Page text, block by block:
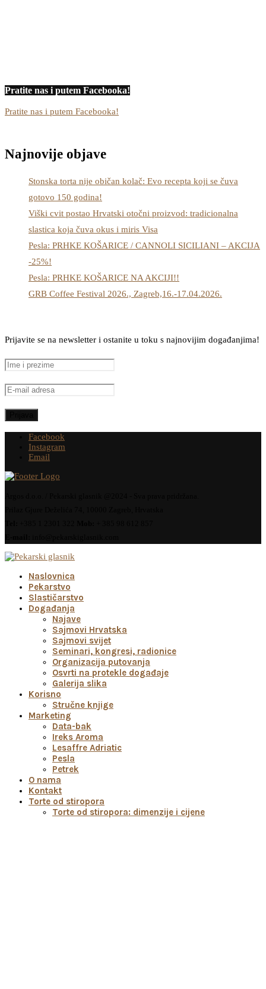
Pratite nas i putem Facebooka!
Pratite nas i putem Facebooka!
Najnovije objave
Stonska torta nije običan kolač: Evo recepta koji se čuva
gotovo 150 godina!
Viški cvit postao Hrvatski otočni proizvod: tradicionalna
slastica koja čuva okus i miris Visa
Pesla: PRHKE KOŠARICE / CANNOLI SICILIANI – AKCIJA
-25%!
Pesla: PRHKE KOŠARICE NA AKCIJI!!
GRB Coffee Festival 2026., Zagreb,16.-17.04.2026.
Prijavite se na newsletter i ostanite u toku s najnovijim događanjima!
Facebook
Instagram
Email
Naslovnica
Pekarstvo
Slastičarstvo
Događanja
Najave
Sajmovi Hrvatska
Sajmovi svijet
Seminari, kongresi, radionice
Organizacija putovanja
Osvrti na protekle događaje
Galerija slika
Korisno
Stručne knjige
Marketing
Data-bak
Ireks Aroma
Lesaffre Adriatic
Pesla
Petrek
O nama
Kontakt
Torte od stiropora
Torte od stiropora: dimenzije i cijene